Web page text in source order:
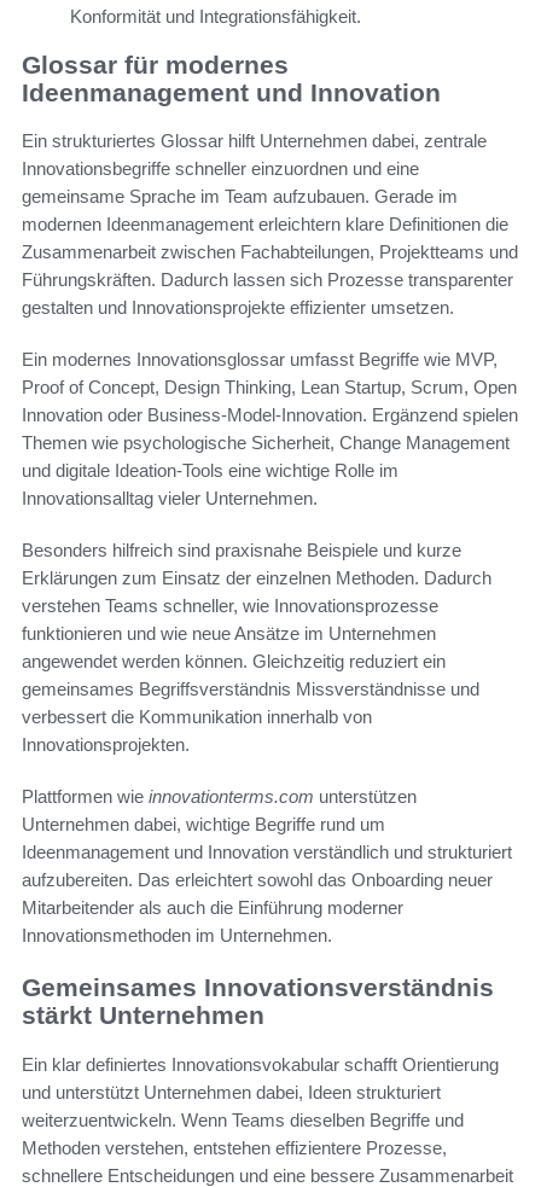
Konformität und Integrationsfähigkeit.
Glossar für modernes
Ideenmanagement und Innovation
Ein strukturiertes Glossar hilft Unternehmen dabei, zentrale
Innovationsbegriffe schneller einzuordnen und eine
gemeinsame Sprache im Team aufzubauen. Gerade im
modernen Ideenmanagement erleichtern klare Definitionen die
Zusammenarbeit zwischen Fachabteilungen, Projektteams und
Führungskräften. Dadurch lassen sich Prozesse transparenter
gestalten und Innovationsprojekte effizienter umsetzen.
Ein modernes Innovationsglossar umfasst Begriffe wie MVP,
Proof of Concept, Design Thinking, Lean Startup, Scrum, Open
Innovation oder Business-Model-Innovation. Ergänzend spielen
Themen wie psychologische Sicherheit, Change Management
und digitale Ideation-Tools eine wichtige Rolle im
Innovationsalltag vieler Unternehmen.
Besonders hilfreich sind praxisnahe Beispiele und kurze
Erklärungen zum Einsatz der einzelnen Methoden. Dadurch
verstehen Teams schneller, wie Innovationsprozesse
funktionieren und wie neue Ansätze im Unternehmen
angewendet werden können. Gleichzeitig reduziert ein
gemeinsames Begriffsverständnis Missverständnisse und
verbessert die Kommunikation innerhalb von
Innovationsprojekten.
Plattformen wie innovationterms.com unterstützen
Unternehmen dabei, wichtige Begriffe rund um
Ideenmanagement und Innovation verständlich und strukturiert
aufzubereiten. Das erleichtert sowohl das Onboarding neuer
Mitarbeitender als auch die Einführung moderner
Innovationsmethoden im Unternehmen.
Gemeinsames Innovationsverständnis
stärkt Unternehmen
Ein klar definiertes Innovationsvokabular schafft Orientierung
und unterstützt Unternehmen dabei, Ideen strukturiert
weiterzuentwickeln. Wenn Teams dieselben Begriffe und
Methoden verstehen, entstehen effizientere Prozesse,
schnellere Entscheidungen und eine bessere Zusammenarbeit